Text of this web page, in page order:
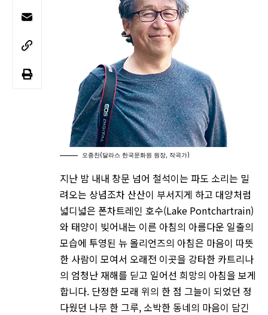
오종찬(달라스 한국문화원 원장, 작곡가)
지난 밤 내내 창문 넘어 철석이는 파도 소리는 밀
려오는 상념조차 산산이 부서지게 하고 대양처럼
넓디넓은 폰차트레인 호수(Lake Pontchartrain)
와 태양이 빚어내는 이른 아침의 아름다운 일출의
모습에 투영된 뉴 올리언즈의 아침은 마음이 따뜻
한 사람이 모여서 오래전 이곳을 강타한 카트리나
의 엄청난 재해를 딛고 일어선 희망의 아침을 보게
합니다. 단정한 모래 위의 한 점 그늘이 되었던 정
다웠던 나무 한 그루, 소박한 동네의 마음이 담긴